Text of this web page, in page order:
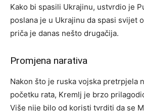
Kako bi spasili Ukrajinu, ustvrdio je
poslana je u Ukrajinu da spasi svijet
priča je danas nešto drugačija.
Promjena narativa
Nakon što je ruska vojska pretrpjela
početku rata, Kremlj je brzo
Više nije bilo od koristi tvrditi da se